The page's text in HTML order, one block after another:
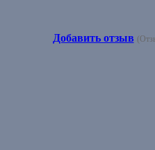
Добавить отзыв